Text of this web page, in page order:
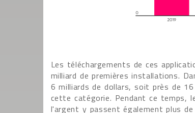
Les téléchargements de ces
milliard de premières installations.
6 milliards de dollars, soit près de
cette catégorie. Pendant ce temps,
l'argent y passent également plus